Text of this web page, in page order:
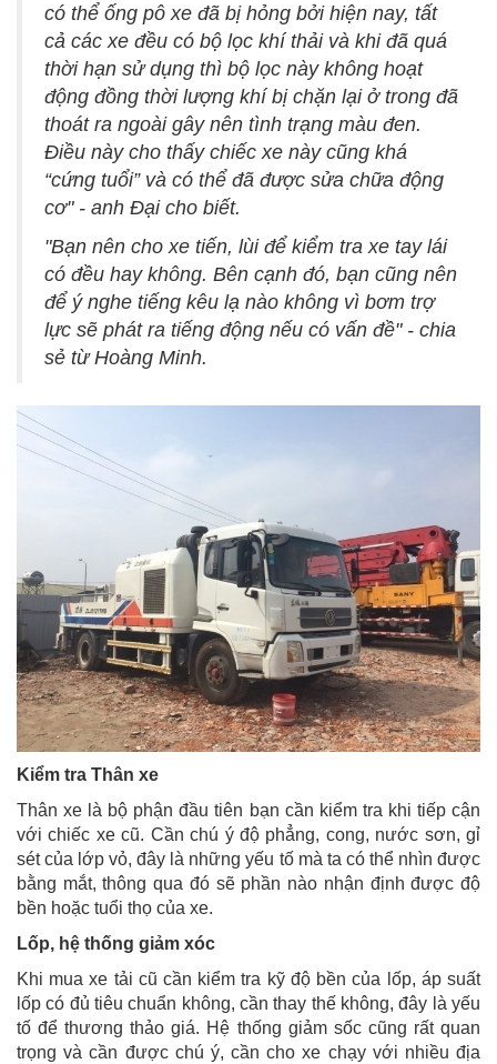
có thể ống pô xe đã bị hỏng bởi hiện nay, tất
cả các xe đều có bộ lọc khí thải và khi đã quá
thời hạn sử dụng thì bộ lọc này không hoạt
động đồng thời lượng khí bị chặn lại ở trong đã
thoát ra ngoài gây nên tình trạng màu đen.
Điều này cho thấy chiếc xe này cũng khá
“cứng tuổi” và có thể đã được sửa chữa động
cơ" - anh Đại cho biết.
"Bạn nên cho xe tiến, lùi để kiểm tra xe tay lái
có đều hay không. Bên cạnh đó, bạn cũng nên
để ý nghe tiếng kêu lạ nào không vì bơm trợ
lực sẽ phát ra tiếng động nếu có vấn đề" - chia
sẻ từ Hoàng Minh.
Kiểm tra Thân xe
Thân xe là bộ phận đầu tiên bạn cần kiểm tra khi tiếp cận
với chiếc xe cũ. Cần chú ý độ phẳng, cong, nước sơn, gỉ
sét của lớp vỏ, đây là những yếu tố mà ta có thể nhìn được
bằng mắt, thông qua đó sẽ phần nào nhận định được độ
bền hoặc tuổi thọ của xe.
Lốp, hệ thống giảm xóc
Khi mua xe tải cũ cần kiểm tra kỹ độ bền của lốp, áp suất
lốp có đủ tiêu chuẩn không, cần thay thế không, đây là yếu
tố để thương thảo giá. Hệ thống giảm sốc cũng rất quan
trọng và cần được chú ý, cần cho xe chạy với nhiều địa